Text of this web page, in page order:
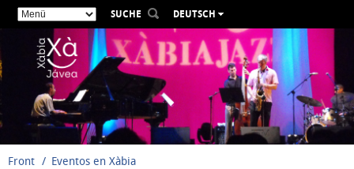
SUCHE
DEUTSCH
ESPAÑOL
VALENCIÀ
FRANÇAIS
РУССКИЙ
Front Eventos en Xàbia